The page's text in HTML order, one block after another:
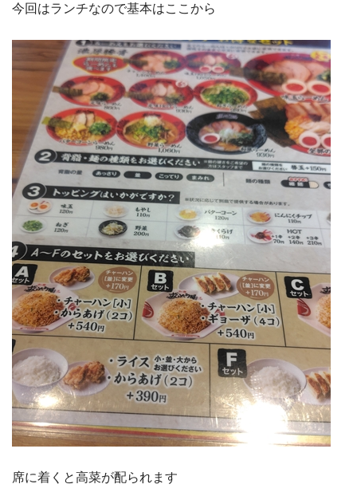
今回はランチなので基本はここから
席に着くと高菜が配られます